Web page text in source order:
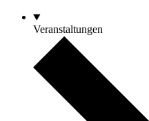
Veranstaltungen